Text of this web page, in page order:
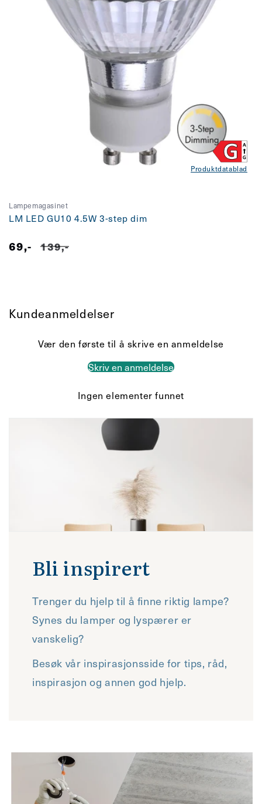
Produktdatablad
Lampemagasinet
LM LED GU10 4.5W 3-step dim
Salgspris
69,-
Vanlig
139,-
Kundeanmeldelser
Vær den første til å skrive en anmeldelse
Skriv en anmeldelse
Ingen elementer funnet
Bli inspirert
Trenger du hjelp til å finne riktig lampe?
Synes du lamper og lyspærer er
vanskelig?
Besøk vår inspirasjonsside for tips, råd,
inspirasjon og annen god hjelp.